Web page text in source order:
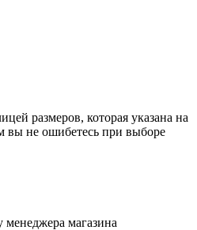
размеров, которая указана на
вы не ошибетесь при выборе
менеджера магазина